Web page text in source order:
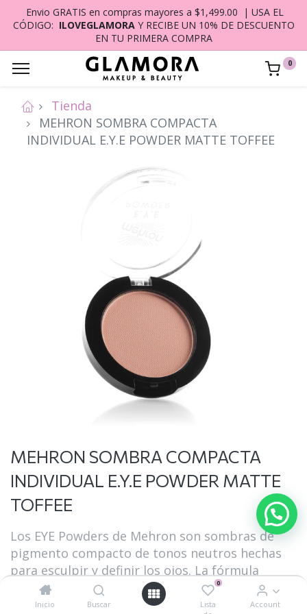
Inicio Buscar
0
Lista
Account
Envio GRATIS en compras mayores a $1,499.00 | USA EL
CÓDIGO: ILOVEGLAMORA Y RECIBE UN 10% DE DESCUENTO
EN TU PRIMERA COMPRA
0
Tienda
MEHRON SOMBRA COMPACTA
INDIVIDUAL E.Y.E POWDER MATTE TOFFEE
MEHRON SOMBRA COMPACTA
INDIVIDUAL E.Y.E POWDER MATTE
TOFFEE
Los EYE Powders de Mehron son sombras de
pigmento compacto de tonos neutros hechas
para esculpir y definir los ojos. La fórmula
profesional suave y aterciopelada de larga
duración se acumula y se mezcla sin esfuerzo.